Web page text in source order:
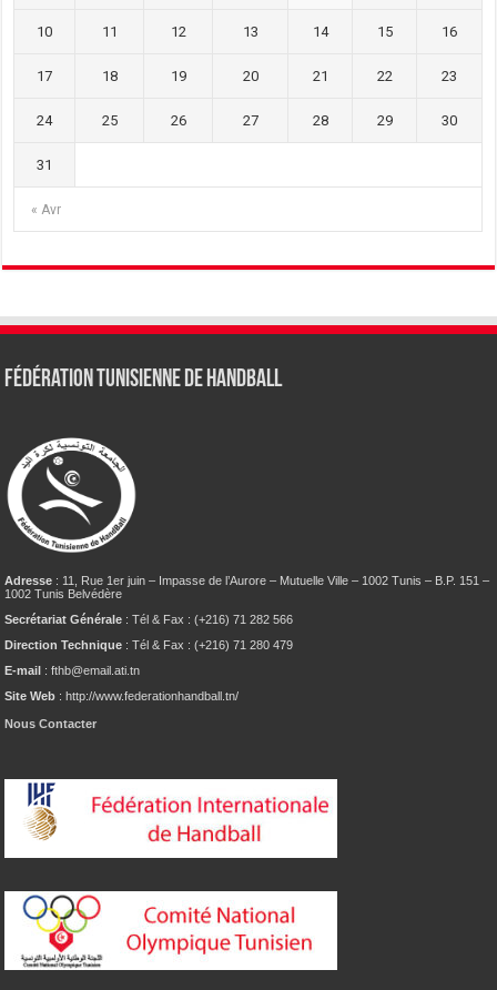
« Avr
10 11 12 13 14 15 16
17 18 19 20 21 22 23
24 25 26 27 28 29 30
31
Fédération tunisienne de Handball
Adresse : 11, Rue 1er juin – Impasse de l’Aurore – Mutuelle Ville – 1002 Tunis – B.P. 151 –
1002 Tunis Belvédère
Secrétariat Générale : Tél & Fax : (+216) 71 282 566
Direction Technique : Tél & Fax : (+216) 71 280 479
E-mail : fthb@email.ati.tn
Site Web : http://www.federationhandball.tn/
Nous Contacter